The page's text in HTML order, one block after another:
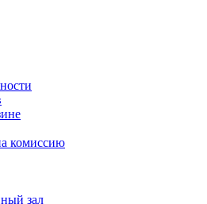
комиссию
зал